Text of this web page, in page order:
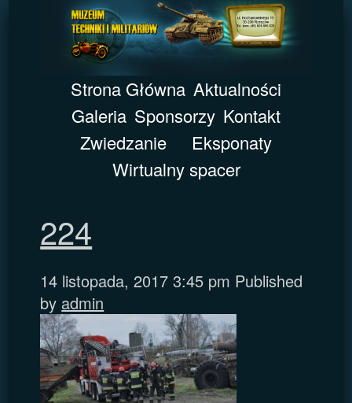
Strona Główna Aktualności
Galeria Sponsorzy Kontakt
Zwiedzanie
Eksponaty
Wirtualny spacer
224
14 listopada, 2017 3:45 pm Published
by admin